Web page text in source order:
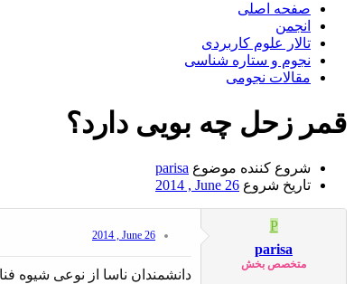
صفحه اصلی
انجمن
تالار علوم كاربردی
نجوم و ستاره شناسی
مقالات نجومی
قمر زحل چه بویی دارد؟
شروع کننده موضوع parisa
تاریخ شروع 2014 , June 26
P
parisa
متخصص بخش
2014 , June 26
دانشمندان ناسا از نوعی شیوه